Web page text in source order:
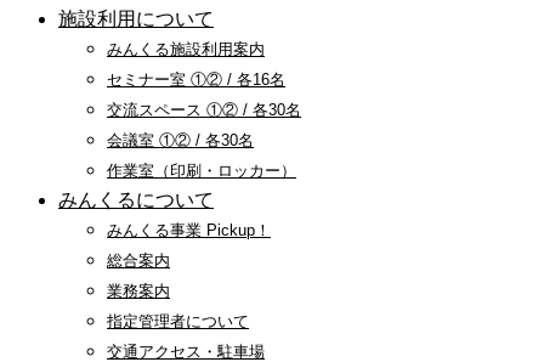
施設利用について
みんくる施設利用案内
セミナー室 ①② / 各16名
交流スペース ①② / 各30名
会議室 ①② / 各30名
作業室（印刷・ロッカー）
みんくるについて
みんくる事業 Pickup！
総合案内
業務案内
指定管理者について
交通アクセス・駐車場